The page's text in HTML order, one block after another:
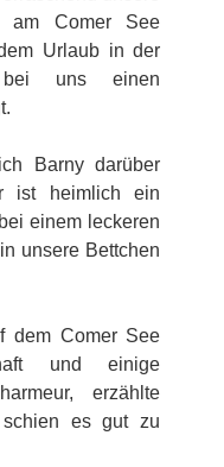
am Comer See
Urlaub in der
uns einen
Barny darüber
ist heimlich ein
einem leckeren
unsere Bettchen
dem Comer See
und einige
erzählte
es gut zu